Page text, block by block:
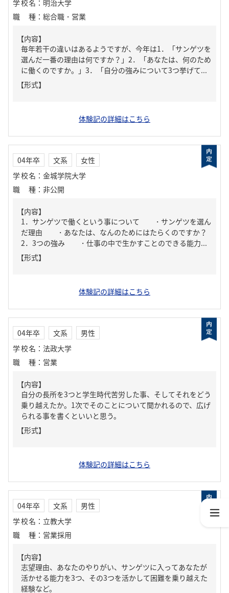
学校名 ： 明治大学
職種 ： 総合職・営業
【内容】
毎年若干の違いはあるようですが、今年は1．「サンゲツを
選んだ一番の理由は何ですか？」2．「あなたは、何のため
に働くのですか。」3．「自分の強みについて3つ挙げて...
【形式】
体験記の詳細はこちら
04年卒 文系
女性
学校名 ： 金城学院大学
職種 ： 非公開
【内容】
1．サンゲツで働くという事について ・サンゲツを選ん
だ理由 ・あなたは、なんのためにはたらくのですか？
2．3つの強み ・仕事の中で生かすことのできる能力...
【形式】
体験記の詳細はこちら
04年卒 文系
男性
学校名 ： 法政大学
職種 ： 営業
【内容】
自分の長所を3つと学生時代苦労した事、そしてそれをどう
乗り越えたか。1次でそのことについて聞かれるので、広げ
られる事を書くといいと思う。
【形式】
体験記の詳細はこちら
04年卒 文系
男性
学校名 ： 立教大学
職種 ： 営業採用
【内容】
志望理由、あなたのやりがい、サンゲツに入ってあなたが
活かせる能力を3つ、その3つを活かして困難を乗り越えた
経験など。